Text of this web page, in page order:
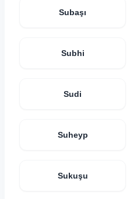
Subaşı
Subhi
Sudi
Suheyp
Sukuşu